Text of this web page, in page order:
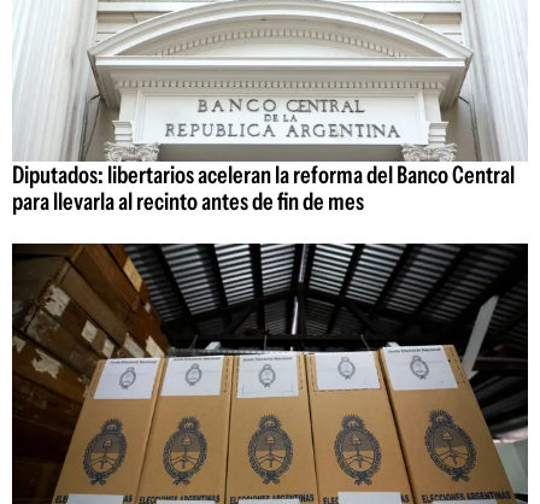
Diputados: libertarios aceleran la reforma del Banco Central
para llevarla al recinto antes de fin de mes